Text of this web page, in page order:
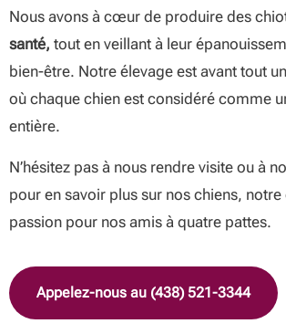
Nous avons à cœur de produire des
santé, tout en veillant à leur
bien-être. Notre élevage est avant tout
où chaque chien est considéré comme
entière.
N’hésitez pas à nous rendre visite ou à
pour en savoir plus sur nos chiens,
passion pour nos amis à quatre pattes.
Appelez-nous au (438) 521-3344